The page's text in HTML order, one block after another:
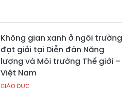
Không gian xanh ở ngôi trường
đạt giải tại Diễn đàn Năng
lượng và Môi trường Thế giới –
Việt Nam
GIÁO DỤC